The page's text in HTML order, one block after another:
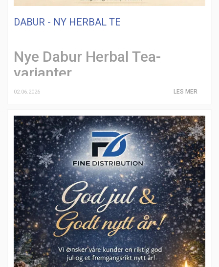
DABUR - NY HERBAL TE
Nye Dabur Herbal Tea-
varianter
02.06.2026 LES MER